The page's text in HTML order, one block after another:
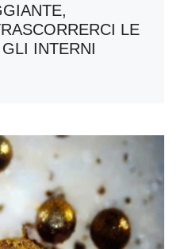
LE
INTERNI